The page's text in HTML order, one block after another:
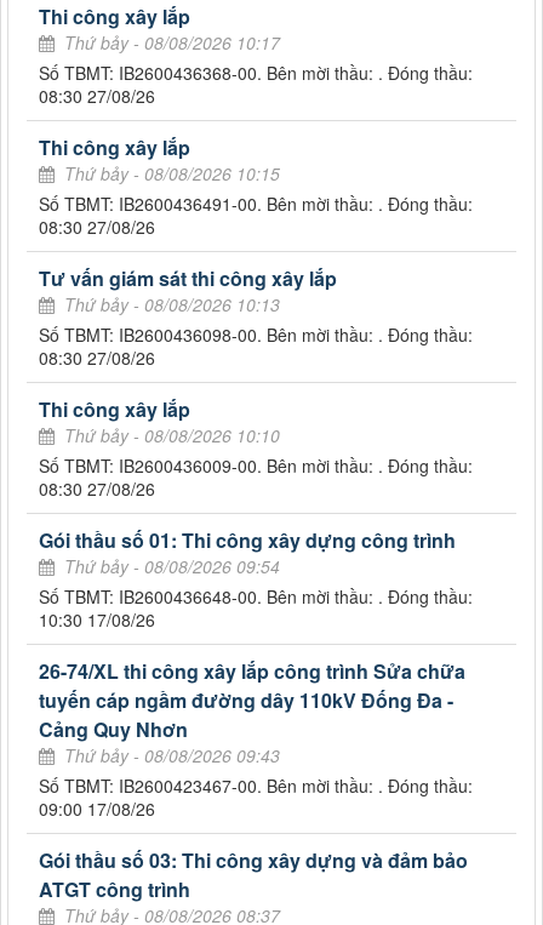
Thi công xây lắp
Thứ bảy - 08/08/2026 10:17
Số TBMT: IB2600436368-00. Bên mời thầu: . Đóng thầu:
08:30 27/08/26
Thi công xây lắp
Thứ bảy - 08/08/2026 10:15
Số TBMT: IB2600436491-00. Bên mời thầu: . Đóng thầu:
08:30 27/08/26
Tư vấn giám sát thi công xây lắp
Thứ bảy - 08/08/2026 10:13
Số TBMT: IB2600436098-00. Bên mời thầu: . Đóng thầu:
08:30 27/08/26
Thi công xây lắp
Thứ bảy - 08/08/2026 10:10
Số TBMT: IB2600436009-00. Bên mời thầu: . Đóng thầu:
08:30 27/08/26
Gói thầu số 01: Thi công xây dựng công trình
Thứ bảy - 08/08/2026 09:54
Số TBMT: IB2600436648-00. Bên mời thầu: . Đóng thầu:
10:30 17/08/26
26-74/XL thi công xây lắp công trình Sửa chữa
tuyến cáp ngầm đường dây 110kV Đống Đa -
Cảng Quy Nhơn
Thứ bảy - 08/08/2026 09:43
Số TBMT: IB2600423467-00. Bên mời thầu: . Đóng thầu:
09:00 17/08/26
Gói thầu số 03: Thi công xây dựng và đảm bảo
ATGT công trình
Thứ bảy - 08/08/2026 08:37